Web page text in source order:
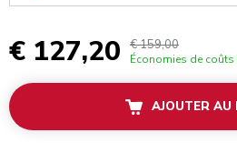
€ 127,20 € 159,00
Économies de coûts
AJOUTER AU